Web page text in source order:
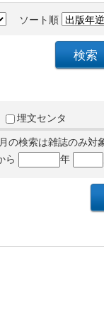
ソート順
埋文センタ
の検索は雑誌のみ対
ら 年